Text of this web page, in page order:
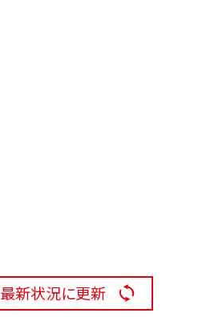
最新状況に更新